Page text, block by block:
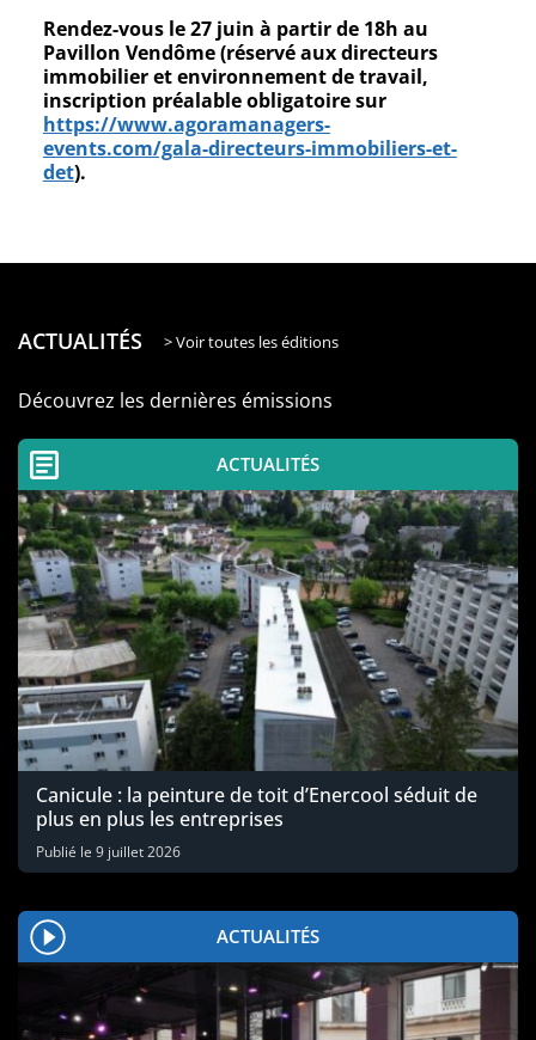
Rendez-vous le 27 juin à partir de 18h au
Pavillon Vendôme (réservé aux directeurs
immobilier et environnement de travail,
inscription préalable obligatoire sur
https://www.agoramanagers-
events.com/gala-directeurs-immobiliers-et-
det).
ACTUALITÉS > Voir toutes les éditions
Découvrez les dernières émissions
ACTUALITÉS
Canicule : la peinture de toit d’Enercool séduit de
plus en plus les entreprises
Publié le 9 juillet 2026
ACTUALITÉS